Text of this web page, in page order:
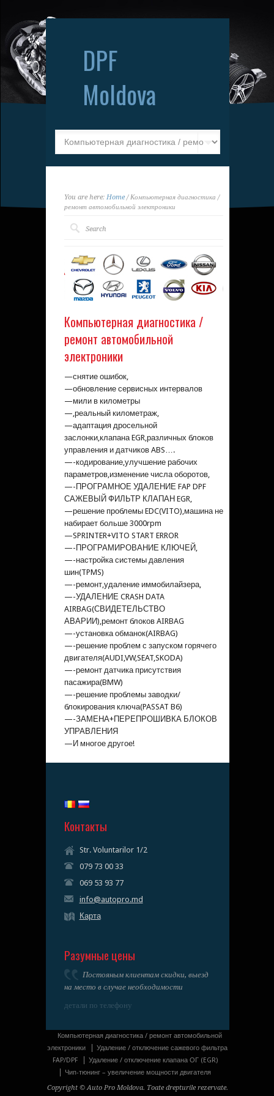
DPF
Moldova
You are here: Home/ Компьютерная диагностика /
ремонт автомобильной электроники
Компьютерная диагностика /
ремонт автомобильной
электроники
—снятие ошибок,
—обновление сервисных интервалов
—мили в километры
—,реальный километраж,
—адаптация дросельной
заслонки,клапана EGR,различных блоков
управления и датчиков ABS….
—-кодирование,улучшение рабочих
параметров,изменение числа оборотов,
—-ПРОГРАМНОЕ УДАЛЕНИЕ FAP DPF
САЖЕВЫЙ ФИЛЬТР КЛАПАН EGR,
—решение проблемы EDC(VITO),машина не
набирает больше 3000rpm
—SPRINTER+VITO START ERROR
—-ПРОГРАМИРОВАНИЕ КЛЮЧЕЙ,
—-настройка системы давления
шин(TPMS)
—-ремонт,удаление иммобилайзера,
—-УДАЛЕНИЕ CRASH DATA
AIRBAG(СВИДЕТЕЛЬСТВО
АВАРИИ),ремонт блоков AIRBAG
—-установка обманок(AIRBAG)
—-решение проблем с запуском горячего
двигателя(AUDI,VW,SEAT,SKODA)
—-ремонт датчика присутствия
пасажира(BMW)
—-решение проблемы заводки/
блокирования ключа(PASSAT B6)
—-ЗАМЕНА+ПЕРЕПРОШИВКА БЛОКОВ
УПРАВЛЕНИЯ
—И многое другое!
Контакты
Str. Voluntarilor 1/2
079 73 00 33
069 53 93 77
info@autopro.md
Карта
Разумные цены
Постояным клиентам скидки, выезд
на место в случае необходимости
детали по телефону
Компьютерная диагностика / ремонт автомобильной
электроники
Удаление / отключение сажевого фильтра
FAP/DPF
Удаление / отключение клапана ОГ (EGR)
Чип-тюнинг – увеличение мощности двигателя
Copyright © Auto Pro Moldova. Toate drepturile rezervate.